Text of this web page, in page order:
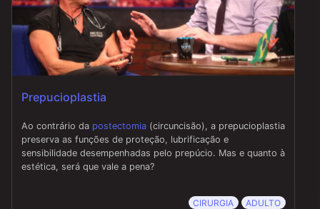
Prepucioplastia
Ao contrário da postectomia(circuncisão), a prepucioplastia
preserva as funções de proteção, lubrificação e
sensibilidade desempenhadas pelo prepúcio. Mas e quanto à
estética, será que vale a pena?
CIRURGIA ADULTO